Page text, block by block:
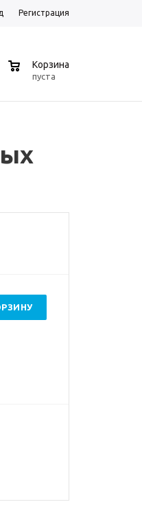
Регистрация
Корзина
пуста